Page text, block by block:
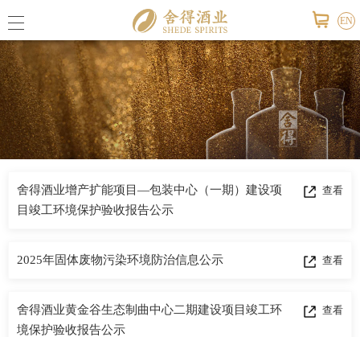
EN
公司概
活动信
舍得酒业增产扩能项目—包装中心（一期）建设项
目竣工环境保护验收报告公示
查看
2025年固体废物污染环境防治信息公示 查看
舍得酒业黄金谷生态制曲中心二期建设项目竣工环
境保护验收报告公示
查看